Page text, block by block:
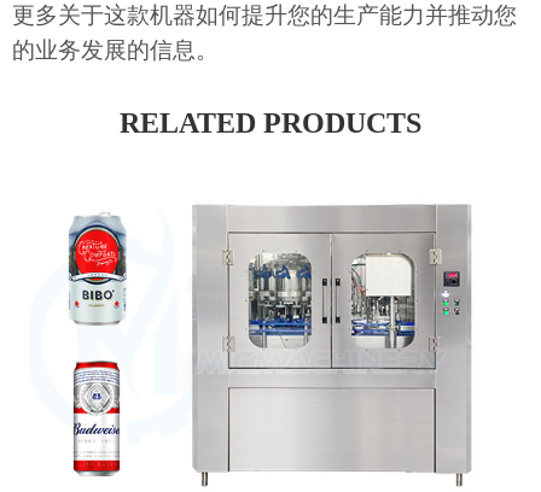
更多关于这款机器如何提升您的生产能力并推动您
的业务发展的信息。
RELATED PRODUCTS